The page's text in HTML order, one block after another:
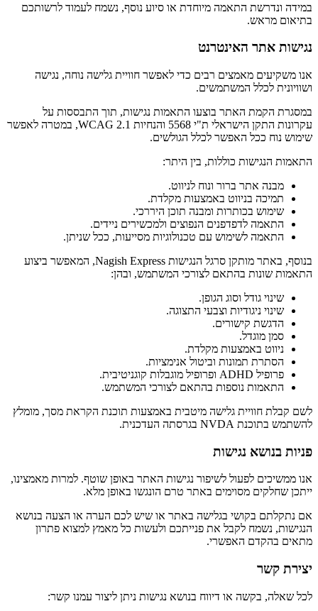
במידה ונדרשת התאמה מיוחדת או סיוע נוסף, נשמח לעמוד לרשותכם
בתיאום מראש.
נגישות אתר האינטרנט
אנו משקיעים מאמצים רבים כדי לאפשר חוויית גלישה נוחה, נגישה
ושוויונית לכלל המשתמשים.
במסגרת הקמת האתר בוצעו התאמות נגישות, תוך התבססות על
עקרונות התקן הישראלי ת"י 5568 והנחיות WCAG 2.1, במטרה לאפשר
שימוש נוח ככל האפשר לכלל הגולשים.
התאמות הנגישות כוללות, בין היתר:
מבנה אתר ברור ונוח לניווט.
תמיכה בניווט באמצעות מקלדת.
שימוש בכותרות ומבנה תוכן היררכי.
התאמה לדפדפנים הנפוצים ולמכשירים ניידים.
התאמה לשימוש עם טכנולוגיות מסייעות, ככל שניתן.
בנוסף, באתר מותקן סרגל הנגישות Nagish Express, המאפשר ביצוע
התאמות שונות בהתאם לצורכי המשתמש, ובהן:
שינוי גודל וסוג הגופן.
שינוי ניגודיות וצבעי התצוגה.
הדגשת קישורים.
סמן מוגדל.
ניווט באמצעות מקלדת.
הסתרת תמונות וביטול אנימציות.
פרופיל ADHD ופרופיל מוגבלות קוגניטיבית.
התאמות נוספות בהתאם לצורכי המשתמש.
לשם קבלת חוויית גלישה מיטבית באמצעות תוכנת הקראת מסך, מומלץ
להשתמש בתוכנת NVDA בגרסתה העדכנית.
פניות בנושא נגישות
אנו ממשיכים לפעול לשיפור נגישות האתר באופן שוטף. למרות מאמצינו,
ייתכן שחלקים מסוימים באתר טרם הונגשו באופן מלא.
אם נתקלתם בקושי בגלישה באתר או שיש לכם הערה או הצעה בנושא
הנגישות, נשמח לקבל את פנייתכם ולעשות כל מאמץ למצוא פתרון
מתאים בהקדם האפשרי.
יצירת קשר
לכל שאלה, בקשה או דיווח בנושא נגישות ניתן ליצור עמנו קשר: